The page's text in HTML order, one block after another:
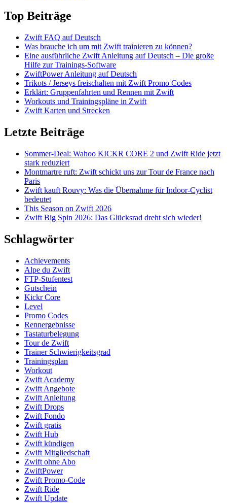
Top Beiträge
Zwift FAQ auf Deutsch
Was brauche ich um mit Zwift trainieren zu können?
Eine ausführliche Zwift Anleitung auf Deutsch – Die große
Hilfe zur Trainings-Software
ZwiftPower Anleitung auf Deutsch
Trikots / Jerseys freischalten mit Zwift Promo Codes
Erklärt: Gruppenfahrten und Rennen mit Zwift
Workouts und Trainingspläne in Zwift
Zwift Karten und Strecken
Letzte Beiträge
Sommer-Deal: Wahoo KICKR CORE 2 und Zwift Ride jetzt
stark reduziert
Montmartre ruft: Zwift schickt uns zur Tour de France nach
Paris
Zwift kauft Rouvy: Was die Übernahme für Indoor-Cyclist
bedeutet
This Season on Zwift 2026
Zwift Big Spin 2026: Das Glücksrad dreht sich wieder!
Schlagwörter
Achievements
Alpe du Zwift
FTP-Stufentest
Gutschein
Kickr Core
Level
Promo Codes
Rennergebnisse
Tastaturbelegung
Tour de Zwift
Trainer Schwierigkeitsgrad
Trainingsplan
Workout
Zwift Academy
Zwift Angebote
Zwift Anleitung
Zwift Drops
Zwift Fondo
Zwift gratis
Zwift Hub
Zwift kündigen
Zwift Mitgliedschaft
Zwift ohne Abo
ZwiftPower
Zwift Promo-Code
Zwift Ride
Zwift Update